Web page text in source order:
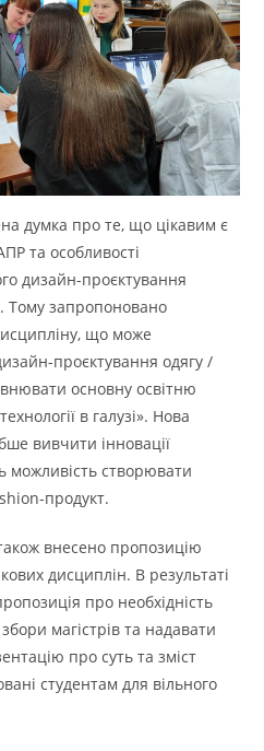
думка про те, що цікавим є
та особливості
дизайн-проєктування
Тому запропоновано
що може
проєктування одягу /
основну освітню
в галузі». Нова
вивчити інновації
можливість створювати
продукт.
внесено пропозицію
дисциплін. В результаті
про необхідність
магістрів та надавати
про суть та зміст
студентам для вільного